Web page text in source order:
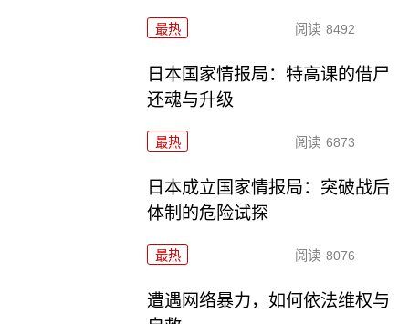
最热 阅读 8492
日本国家情报局：特高课的借尸
还魂与升级
最热 阅读 6873
日本成立国家情报局：突破战后
体制的危险试探
最热 阅读 8076
遭遇网络暴力，如何依法维权与